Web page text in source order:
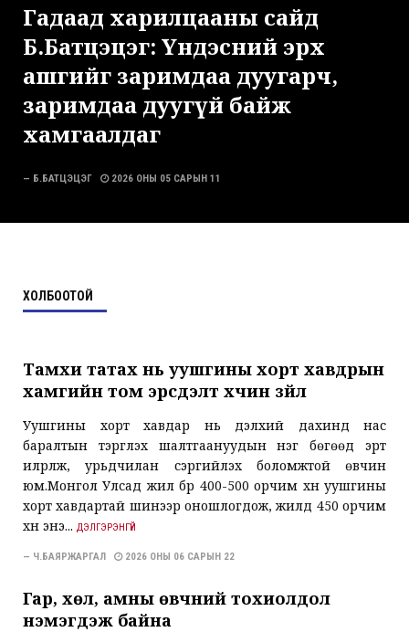
Гадаад харилцааны сайд
Б.Батцэцэг: Үндэсний эрх
ашгийг заримдаа дуугарч,
заримдаа дуугүй байж
хамгаалдаг
— Б.БАТЦЭЦЭГ 2026 ОНЫ 05 САРЫН 11
ХОЛБООТОЙ
Тамхи татах нь уушгины хорт хавдрын
хамгийн том эрсдэлт хүчин зүйл
Уушгины хорт хавдар нь дэлхий дахинд нас
баралтын тэргүүлэх шалтгаануудын нэг бөгөөд эрт
илрүүлж, урьдчилан сэргийлэх боломжтой өвчин
юм.Монгол Улсад жил бүр 400-500 орчим хүн уушгины
хорт хавдартай шинээр оношлогдож, жилд 450 орчим
хүн энэ... ДЭЛГЭРЭНГҮЙ
— Ч.БАЯРЖАРГАЛ 2026 ОНЫ 06 САРЫН 22
Гар, хөл, амны өвчний тохиолдол
нэмэгдэж байна